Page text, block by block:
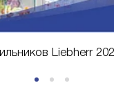
Liebherr